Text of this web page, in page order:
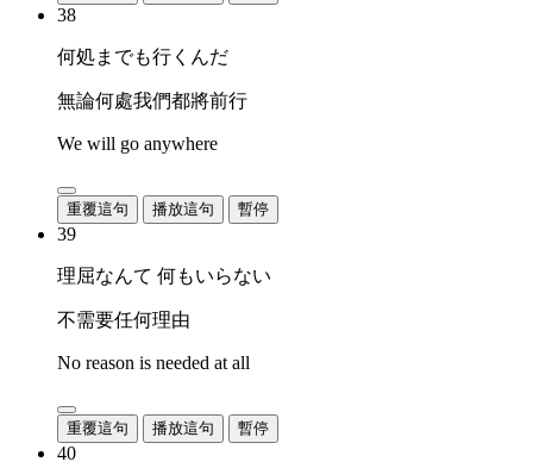
38
何処までも行くんだ
無論何處我們都將前行
We will go anywhere
重覆這句 播放這句 暫停
39
理屈なんて 何もいらない
不需要任何理由
No reason is needed at all
重覆這句 播放這句 暫停
40